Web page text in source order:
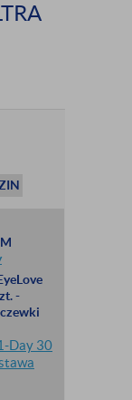
-
Day 30